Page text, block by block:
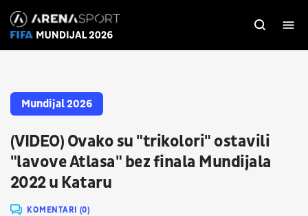
Mundijal 2026
(VIDEO) Ovako su "trikolori" ostavili
"lavove Atlasa" bez finala Mundijala
2022 u Kataru
KOMENTARI (0)